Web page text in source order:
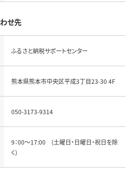
せ先
ふるさと納税サポートセンター
熊本県熊本市中央区平成3丁目23-30 4F
050-3173-9314
9：00～17:00 (土曜日・日曜日・祝日を除
く)